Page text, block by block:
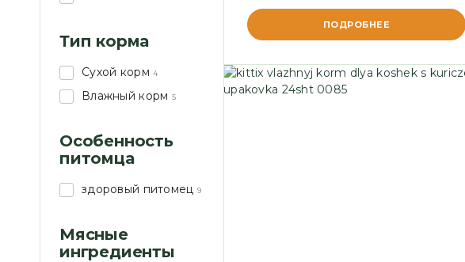
Тип корма
Сухой корм 4
Влажный корм 5
Особенность
питомца
здоровый питомец 9
Мясные
ингредиенты
ПОДРОБНЕЕ